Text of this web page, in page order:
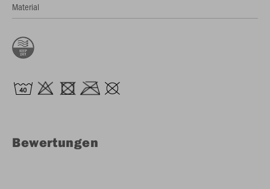
Material
Bewertungen